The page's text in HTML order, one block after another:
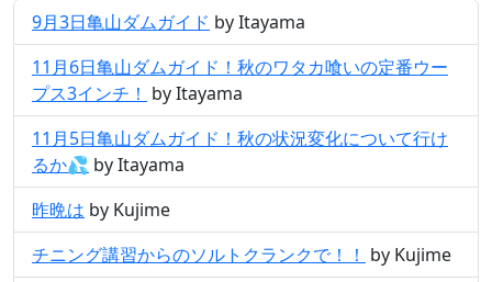
9月3日亀山ダムガイド by Itayama
11月6日亀山ダムガイド！秋のワタカ喰いの定番ウー
プス3インチ！ by Itayama
11月5日亀山ダムガイド！秋の状況変化について行け
るか💦 by Itayama
昨晩は by Kujime
チニング講習からのソルトクランクで！！ by Kujime